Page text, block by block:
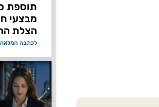
תוספת
מבצעי
הצלת
לכתבה